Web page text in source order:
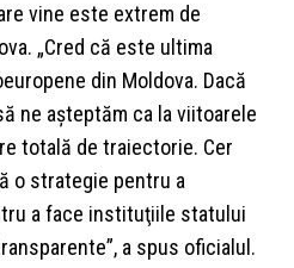
vine este extrem de
„Cred că este ultima
din Moldova. Dacă
ne aşteptăm ca la viitoarele
totală de traiectorie. Cer
o strategie pentru a
a face instituţiile statului
a spus oficialul.